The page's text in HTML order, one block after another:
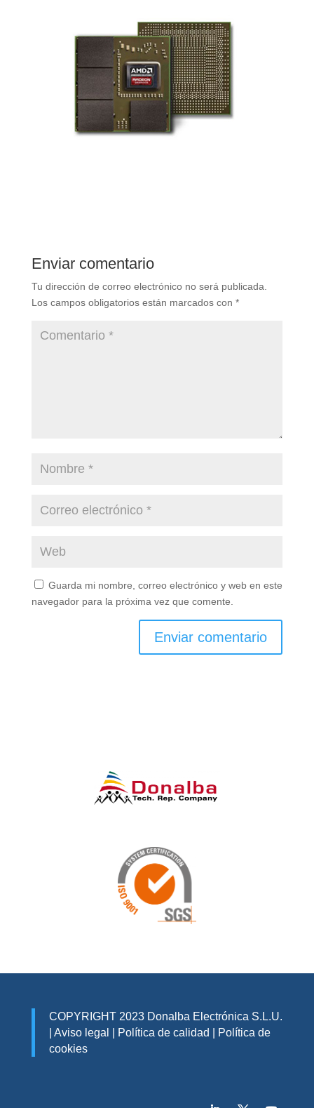
Enviar comentario
Tu dirección de correo electrónico no será publicada.
Los campos obligatorios están marcados con *
Guarda mi nombre, correo electrónico y web en este
navegador para la próxima vez que comente.
COPYRIGHT 2023 Donalba Electrónica S.L.U.
Aviso legal Política de calidad
Política de
cookies